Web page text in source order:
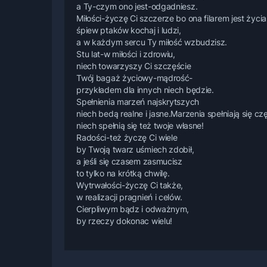
a Ty-czym ono jest-odgadniesz.
Miłości-życzę Ci szczerze bo ona filarem jest
śpiew ptaków kochaj i ludzi,
a w każdym sercu Ty miłość wzbudzisz.
Stu lat-w miłości i zdrowiu,
niech towarzyszy Ci szczęście
Twój bagaż życiowy-mądrość-
przykładem dla innych niech będzie.
Spełnienia marzeń najskrytszych
niech bedą realne i jasne.Marzenia spełniają się
niech spełnią się też twoje własne!
Radości-też życzę Ci wiele
by Twoją twarz uśmiech zdobił,
a jeśli się czasem zasmucisz
to tylko na krótką chwilę.
Wytrwałości-życzę Ci także,
w realizacji pragnień i celów.
Cierpliwym bądz i odważnym,
by rzeczy dokonac wielu!